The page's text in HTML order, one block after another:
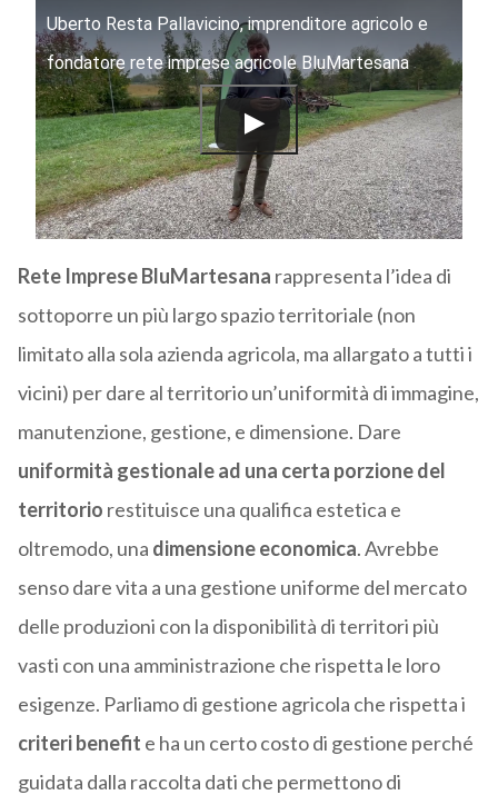
Uberto Resta Pallavicino, imprenditore agricolo e
fondatore rete imprese agricole BluMartesana
Rete Imprese BluMartesana rappresenta l’idea di
sottoporre un più largo spazio territoriale (non
limitato alla sola azienda agricola, ma allargato a tutti i
vicini) per dare al territorio un’uniformità di immagine,
manutenzione, gestione, e dimensione. Dare
uniformità gestionale ad una certa porzione del
territorio restituisce una qualifica estetica e
oltremodo, una dimensione economica. Avrebbe
senso dare vita a una gestione uniforme del mercato
delle produzioni con la disponibilità di territori più
vasti con una amministrazione che rispetta le loro
esigenze. Parliamo di gestione agricola che rispetta i
criteri benefit e ha un certo costo di gestione perché
guidata dalla raccolta dati che permettono di